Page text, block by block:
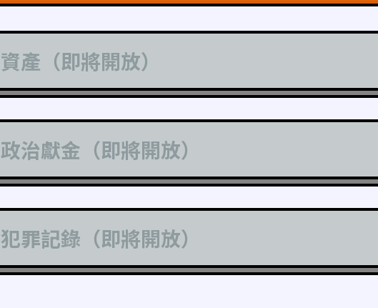
資產（即將開放）
政治獻金（即將開放）
犯罪記錄（即將開放）